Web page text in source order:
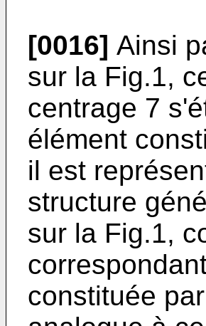
[0016] Ainsi
sur la Fig.1,
centrage 7
élément
il est
structure
sur la Fig.1,
constituée